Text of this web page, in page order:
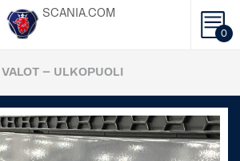
0
SCANIA.COM
VALOT – ULKOPUOLI